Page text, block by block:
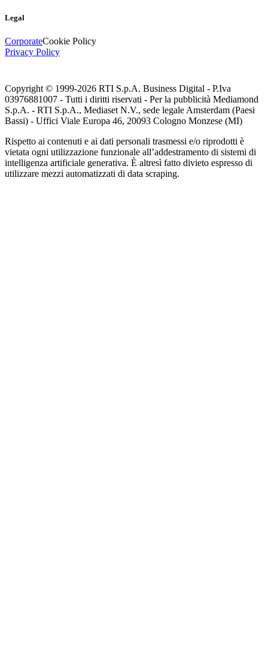
Legal
CorporateCookie Policy
Privacy Policy
Copyright © 1999-2026 RTI S.p.A. Business Digital - P.Iva
03976881007 - Tutti i diritti riservati - Per la pubblicità Mediamond
S.p.A. - RTI S.p.A., Mediaset N.V., sede legale Amsterdam (Paesi
Bassi) - Uffici Viale Europa 46, 20093 Cologno Monzese (MI)
Rispetto ai contenuti e ai dati personali trasmessi e/o riprodotti è
vietata ogni utilizzazione funzionale all’addestramento di sistemi di
intelligenza artificiale generativa. È altresì fatto divieto espresso di
utilizzare mezzi automatizzati di data scraping.